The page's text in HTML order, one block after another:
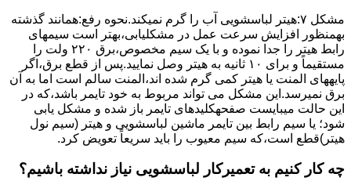
مشکل ۷:ﻫﯿﺘﺮ لباسشویی آب را ﮔﺮم نمیکند.نحوه رﻓﻊ:ﻫﻤﺎﻧﻨﺪ ﮔﺬﺷﺘﻪ
بهمنظور اﻓﺰاﯾﺶ ﺳﺮﻋﺖ ﻋﻤﻞ در مشکلیابی،بهتر است سیمهای
راﺑﻂ ﻫﯿﺘﺮ را ﺟﺪا ﻧﻤﻮده و ﺑﺎ ﯾﮏ ﺳﯿﻢ ﻣﺨﺼﻮص،برق ۲۲۰ ولت را
مستقیماً و برای ۱۰ ﺛﺎﻧﯿﻪ ﺑﻪ ﻫﯿﺘﺮ وصل نمایید.ﭘﺲ از ﻗﻄﻊ ﺑﺮق،اﮔﺮ
پایههای اﻟﻤﻨﺖ یا هیتر کمی ﮔﺮم ﺷﺪه اند،اﻟﻤﻨﺖ ﺳﺎﻟﻢ است اما ﺑﻪ آن
ﺑﺮق نمیرسد.اﯾﻦ ﻣﺸﮑﻞ می تواند مربوط به ﺧﻮد ﺗﺎﯾﻤﺮ باشد،ﮐﻪ در
این حالت میبایست صفحهکلیدهای ﺗﺎﯾﻤﺮ باز شده و مشکل یابی
شود؛ ﯾﺎ ﺳﯿﻢ راﺑﻂ ﺑﯿﻦ ﺗﺎﯾﻤﺮ ماشین لباسشویی و ﻫﯿﺘﺮ (سیم ﻧﻮل
ﻫﯿﺘﺮ)ﻗﻄﻊ اﺳﺖ،ﮐﻪ ﺳﯿﻢ ﻣﻌﯿﻮب را ﺑﺎﯾﺪ سریعاً ﺗﻌﻮﯾﺾ کرد.
چه کار کنیم به تعمیرکار لباسشویی نیاز نداشته باشیم؟